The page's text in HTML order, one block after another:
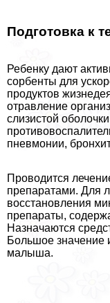
Подготовка к
Ребенку дают
сорбенты для
продуктов
отравление
слизистой
пневмонии,
Проводится
препаратами. Для
восстановления
препараты,
Назначаются
Большое значение
малыша.